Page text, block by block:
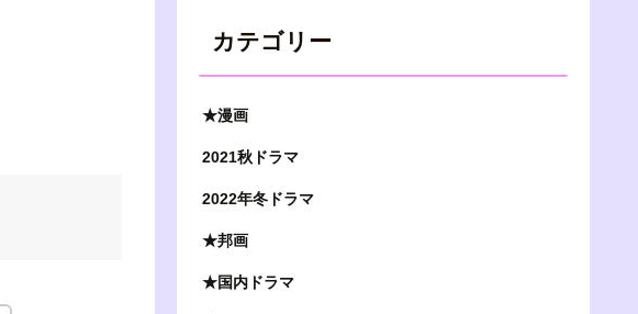
カテゴリー
★漫画
2021秋ドラマ
2022年冬ドラマ
★邦画
★国内ドラマ